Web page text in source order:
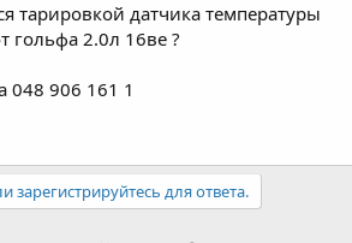
тарировкой датчика температуры
гольфа 2.0л 16ве ?
048 906 161 1
зарегистрируйтесь для ответа.